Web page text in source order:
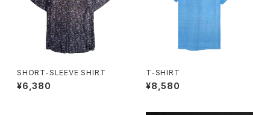
SHORT-SLEEVE SHIRT
¥6,380
T-SHIRT
¥8,580